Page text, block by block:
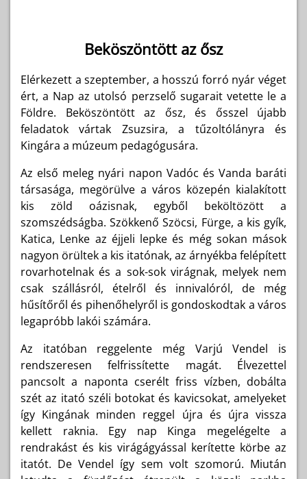
Beköszöntött az ősz
Elérkezett a szeptember, a hosszú forró nyár véget
ért, a Nap az utolsó perzselő sugarait vetette le a
Földre. Beköszöntött az ősz, és ősszel újabb
feladatok vártak Zsuzsira, a tűzoltólányra és
Kingára a múzeum pedagógusára.
Az első meleg nyári napon Vadóc és Vanda baráti
társasága, megörülve a város közepén kialakított
kis zöld oázisnak, egyből beköltözött a
szomszédságba. Szökkenő Szöcsi, Fürge, a kis gyík,
Katica, Lenke az éjjeli lepke és még sokan mások
nagyon örültek a kis itatónak, az árnyékba felépített
rovarhotelnak és a sok-sok virágnak, melyek nem
csak szállásról, ételről és innivalóról, de még
hűsítőről és pihenőhelyről is gondoskodtak a város
legapróbb lakói számára.
Az itatóban reggelente még Varjú Vendel is
rendszeresen felfrissítette magát. Élvezettel
pancsolt a naponta cserélt friss vízben, dobálta
szét az itató széli botokat és kavicsokat, amelyeket
így Kingának minden reggel újra és újra vissza
kellett raknia. Egy nap Kinga megelégelte a
rendrakást és kis virágágyással kerítette körbe az
itatót. De Vendel így sem volt szomorú. Miután